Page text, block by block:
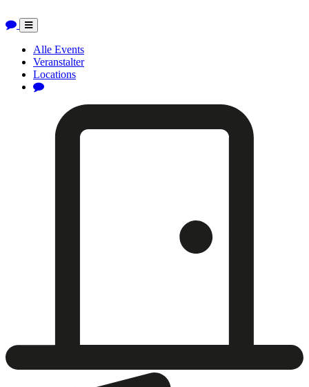
Toggle
navigation
Alle Events
Veranstalter
Locations